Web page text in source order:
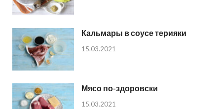
Кальмары в соусе терияки
15.03.2021
Мясо по-здоровски
15.03.2021